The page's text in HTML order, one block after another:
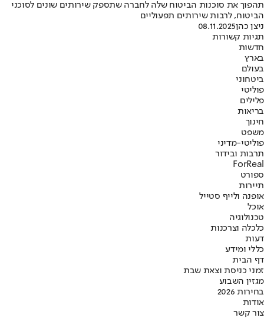
תהפוך את סוכנות הביטוח שלה לחברה שתספק שירותים שונים לסוכני
הביטוח, לרבות שירותים תפעוליים
ניצן כהן08.11.2025
תגיות קשורות
חדשות
בארץ
בעולם
ביטחוני
פוליטי
פלילים
בריאות
חינוך
משפט
פוליטי-מדיני
תרבות ובידור
ForReal
ספורט
תיירות
אופנה ולייף סטייל
אוכל
טכנולוגיה
כלכלה וצרכנות
דעות
כללי ומידע
דף הבית
זמני כניסת וצאת שבת
מגזין השבוע
בחירות 2026
אודות
צור קשר